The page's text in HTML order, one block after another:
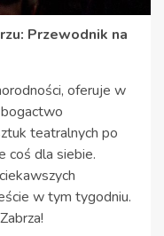
Przewodnik na
oferuje w
teatralnych po
coś dla siebie.
w tym tygodniu.